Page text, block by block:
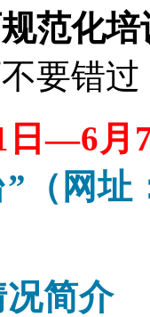
范化
要错
日—6月
（网
简介